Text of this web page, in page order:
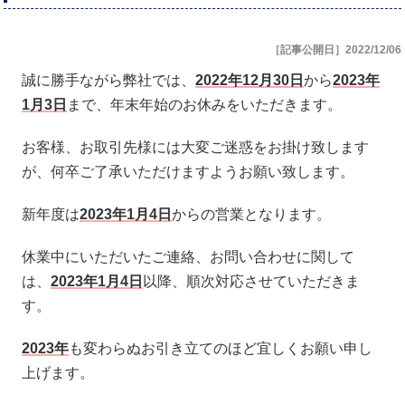
［記事公開日］2022/12/06
誠に勝手ながら弊社では、2022年12月30日から2023年
1月3日 まで、年末年始のお休みをいただきます。
お客様、お取引先様には大変ご迷惑をお掛け致します
が、何卒ご了承いただけますようお願い致します。
新年度は2023年1月4日からの営業となります。
休業中にいただいたご連絡、お問い合わせに関して
は、2023年1月4日 以降、順次対応させていただきま
す。
2023年も変わらぬお引き立てのほど宜しくお願い申し
上げます。